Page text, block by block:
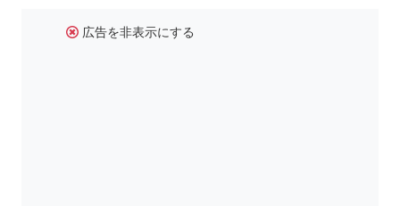
広告を非表示にする